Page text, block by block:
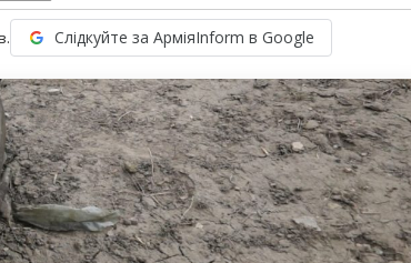
Слідкуйте за АрміяInform в Google